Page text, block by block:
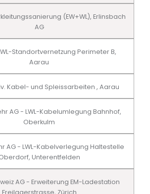
(EW+WL), Erlinsbach
AG
Standortvernetzung Perimeter B,
Aarau
Kabel- und Spleissarbeiten , Aarau
AG - LWL-Kabelumlegung Bahnhof,
Oberkulm
AG - LWL-Kabelverlegung Haltestelle
Unterentfelden
AG - Erweiterung EM-Ladestation
Freilagerstrasse, Zürich